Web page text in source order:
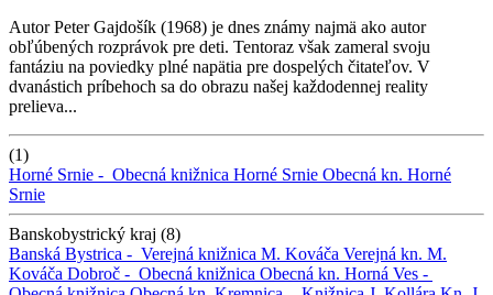
Autor Peter Gajdošík (1968) je dnes známy najmä ako autor
obľúbených rozprávok pre deti. Tentoraz však zameral svoju
fantáziu na poviedky plné napätia pre dospelých čitateľov. V
dvanástich príbehoch sa do obrazu našej každodennej reality
prelieva...
(1)
Horné Srnie - Obecná knižnica Horné Srnie Obecná kn. Horné
Srnie
Banskobystrický kraj (8)
Banská Bystrica - Verejná knižnica M. Kováča Verejná kn. M.
Kováča Dobroč - Obecná knižnica Obecná kn. Horná Ves -